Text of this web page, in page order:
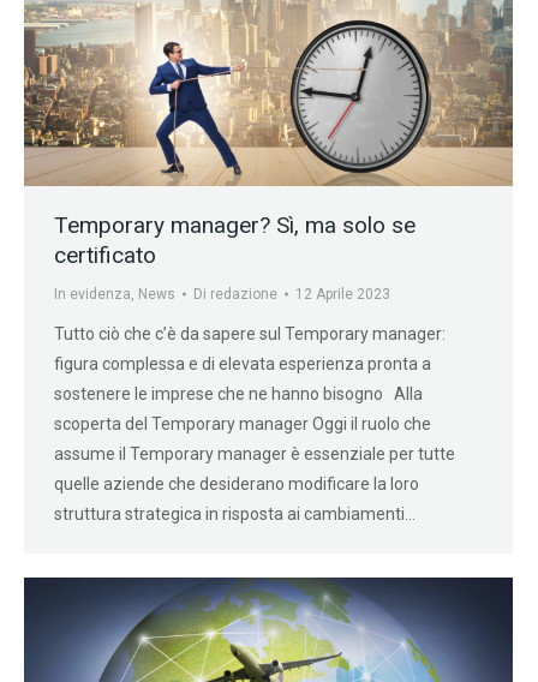
Temporary manager? Sì, ma solo se
certificato
In evidenza, News Di redazione 12 Aprile 2023
Tutto ciò che c’è da sapere sul Temporary manager:
figura complessa e di elevata esperienza pronta a
sostenere le imprese che ne hanno bisogno Alla
scoperta del Temporary manager Oggi il ruolo che
assume il Temporary manager è essenziale per tutte
quelle aziende che desiderano modificare la loro
struttura strategica in risposta ai cambiamenti…